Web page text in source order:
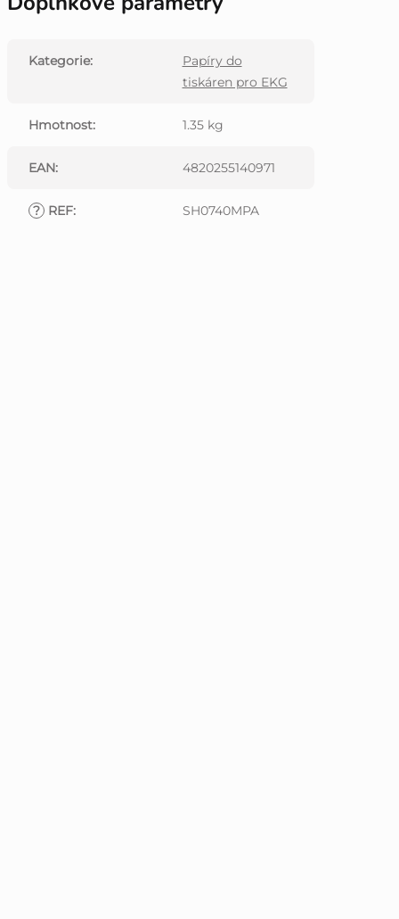
Kategorie:
Papíry do
tiskáren pro EKG
Hmotnost: 1.35 kg
EAN: 4820255140971
? REF: SH0740MPA